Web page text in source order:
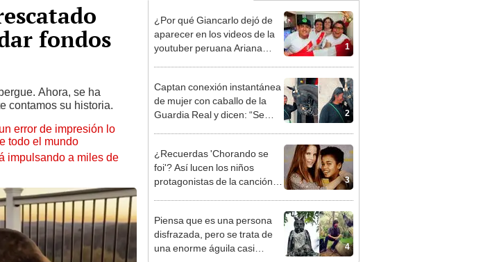
fondos
Ahora, se ha
contamos su historia.
error de impresión lo
todo el mundo
impulsando a miles de
1
¿Por qué Giancarlo dejó de
aparecer en los videos de la
youtuber peruana Ariana
2
Captan conexión instantánea
de mujer con caballo de la
Guardia Real y dicen: “Se
3
¿Recuerdas 'Chorando se
foi'? Así lucen los niños
protagonistas de la canción
4
Piensa que es una persona
disfrazada, pero se trata de
una enorme águila casi